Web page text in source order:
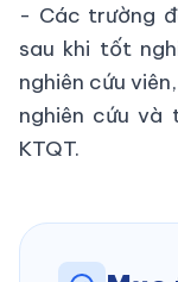
- Các trường
sau khi tốt
nghiên cứu
nghiên cứu và
KTQT.